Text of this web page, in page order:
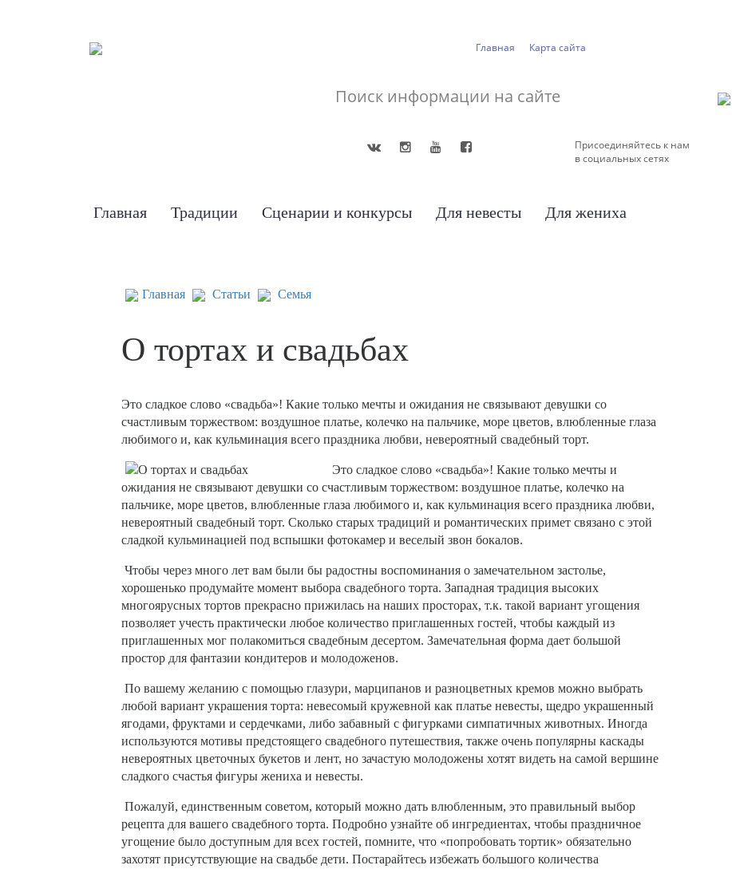
Главная Карта сайта
Присоединяйтесь к нам
в социальных сетях
Главная Традиции Сценарии и конкурсы Для невесты Для жениха
Главная Статьи Семья
О тортах и свадьбах
Это сладкое слово «свадьба»! Какие только мечты и ожидания не связывают девушки со
счастливым торжеством: воздушное платье, колечко на пальчике, море цветов, влюбленные глаза
любимого и, как кульминация всего праздника любви, невероятный свадебный торт.
Это сладкое слово «свадьба»! Какие только мечты и
ожидания не связывают девушки со счастливым торжеством: воздушное платье, колечко на
пальчике, море цветов, влюбленные глаза любимого и, как кульминация всего праздника любви,
невероятный свадебный торт. Сколько старых традиций и романтических примет связано с этой
сладкой кульминацией под вспышки фотокамер и веселый звон бокалов.
Чтобы через много лет вам были бы радостны воспоминания о замечательном застолье,
хорошенько продумайте момент выбора свадебного торта. Западная традиция высоких
многоярусных тортов прекрасно прижилась на наших просторах, т.к. такой вариант угощения
позволяет учесть практически любое количество приглашенных гостей, чтобы каждый из
приглашенных мог полакомиться свадебным десертом. Замечательная форма дает большой
простор для фантазии кондитеров и молодоженов.
По вашему желанию с помощью глазури, марципанов и разноцветных кремов можно выбрать
любой вариант украшения торта: невесомый кружевной как платье невесты, щедро украшенный
ягодами, фруктами и сердечками, либо забавный с фигурками симпатичных животных. Иногда
используются мотивы предстоящего свадебного путешествия, также очень популярны каскады
невероятных цветочных букетов и лент, но зачастую молодожены хотят видеть на самой вершине
сладкого счастья фигуры жениха и невесты.
Пожалуй, единственным советом, который можно дать влюбленным, это правильный выбор
рецепта для вашего свадебного торта. Подробно узнайте об ингредиентах, чтобы праздничное
угощение было доступным для всех гостей, помните, что «попробовать тортик» обязательно
захотят присутствующие на свадьбе дети. Постарайтесь избежать большого количества